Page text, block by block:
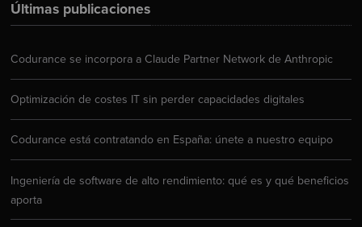
Últimas publicaciones
Codurance se incorpora a Claude Partner Network de Anthropic
Optimización de costes IT sin perder capacidades digitales
Codurance está contratando en España: únete a nuestro equipo
Ingeniería de software de alto rendimiento: qué es y qué beneficios
aporta